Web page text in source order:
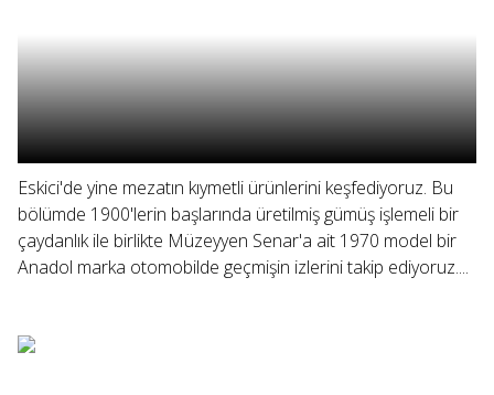
Eskici'de yine mezatın kıymetli ürünlerini keşfediyoruz. Bu
bölümde 1900'lerin başlarında üretilmiş gümüş işlemeli bir
çaydanlık ile birlikte Müzeyyen Senar'a ait 1970 model bir
Anadol marka otomobilde geçmişin izlerini takip ediyoruz....